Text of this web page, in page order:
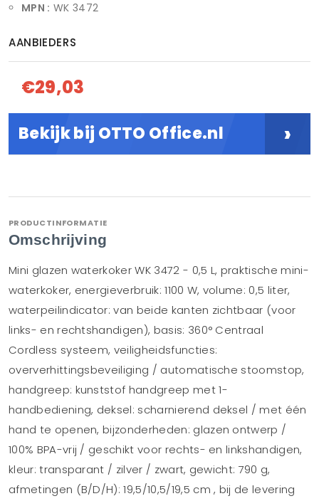
MPN : WK 3472
AANBIEDERS
€29,03
Bekijk bij OTTO Office.nl ›
PRODUCTINFORMATIE
Omschrijving
Mini glazen waterkoker WK 3472 - 0,5 L, praktische mini-
waterkoker, energieverbruik: 1100 W, volume: 0,5 liter,
waterpeilindicator: van beide kanten zichtbaar (voor
links- en rechtshandigen), basis: 360° Centraal
Cordless systeem, veiligheidsfuncties:
oververhittingsbeveiliging / automatische stoomstop,
handgreep: kunststof handgreep met 1-
handbediening, deksel: scharnierend deksel / met één
hand te openen, bijzonderheden: glazen ontwerp /
100% BPA-vrij / geschikt voor rechts- en linkshandigen,
kleur: transparant / zilver / zwart, gewicht: 790 g,
afmetingen (B/D/H): 19,5/10,5/19,5 cm , bij de levering